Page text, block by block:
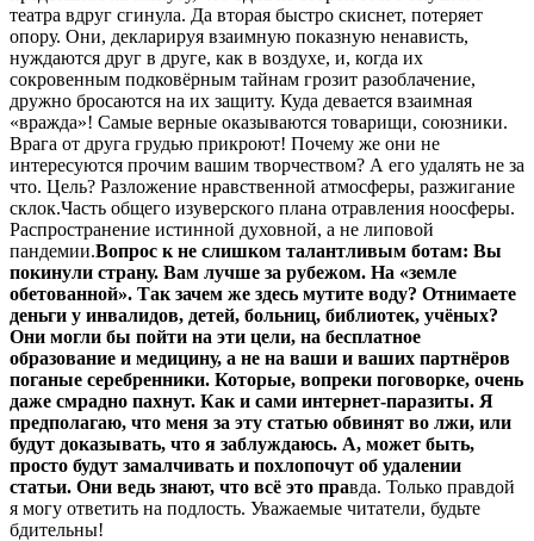
театра вдруг сгинула. Да вторая быстро скиснет, потеряет
опору. Они, декларируя взаимную показную ненависть,
нуждаются друг в друге, как в воздухе, и, когда их
сокровенным подковёрным тайнам грозит разоблачение,
дружно бросаются на их защиту. Куда девается взаимная
«вражда»! Самые верные оказываются товарищи, союзники.
Врага от друга грудью прикроют! Почему же они не
интересуются прочим вашим творчеством? А его удалять не за
что. Цель? Разложение нравственной атмосферы, разжигание
склок.Часть общего изуверского плана отравления ноосферы.
Распространение истинной духовной, а не липовой
пандемии.Вопрос к не слишком талантливым ботам: Вы
покинули страну. Вам лучше за рубежом. На «земле
обетованной». Так зачем же здесь мутите воду? Отнимаете
деньги у инвалидов, детей, больниц, библиотек, учёных?
Они могли бы пойти на эти цели, на бесплатное
образование и медицину, а не на ваши и ваших партнёров
поганые серебренники. Которые, вопреки поговорке, очень
даже смрадно пахнут. Как и сами интернет-паразиты. Я
предполагаю, что меня за эту статью обвинят во лжи, или
будут доказывать, что я заблуждаюсь. А, может быть,
просто будут замалчивать и похлопочут об удалении
статьи. Они ведь знают, что всё это правда. Только правдой
я могу ответить на подлость. Уважаемые читатели, будьте
бдительны!